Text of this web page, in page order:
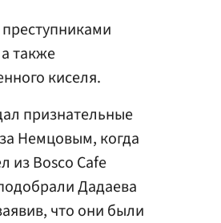
также
киселя.
признательные
Немцовым, когда
из Bosco Cafe
Дадаева
что они были